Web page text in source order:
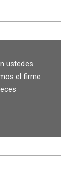
ustedes.
el firme